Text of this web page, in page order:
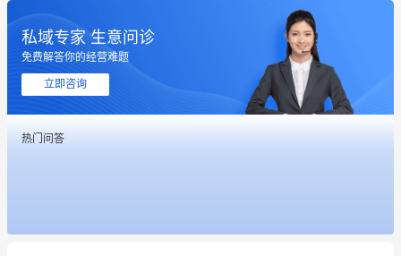
私域专家 生意问诊
免费解答你的经营难题
立即咨询
热门问答
用有赞就能在微信、小红书同时经营了